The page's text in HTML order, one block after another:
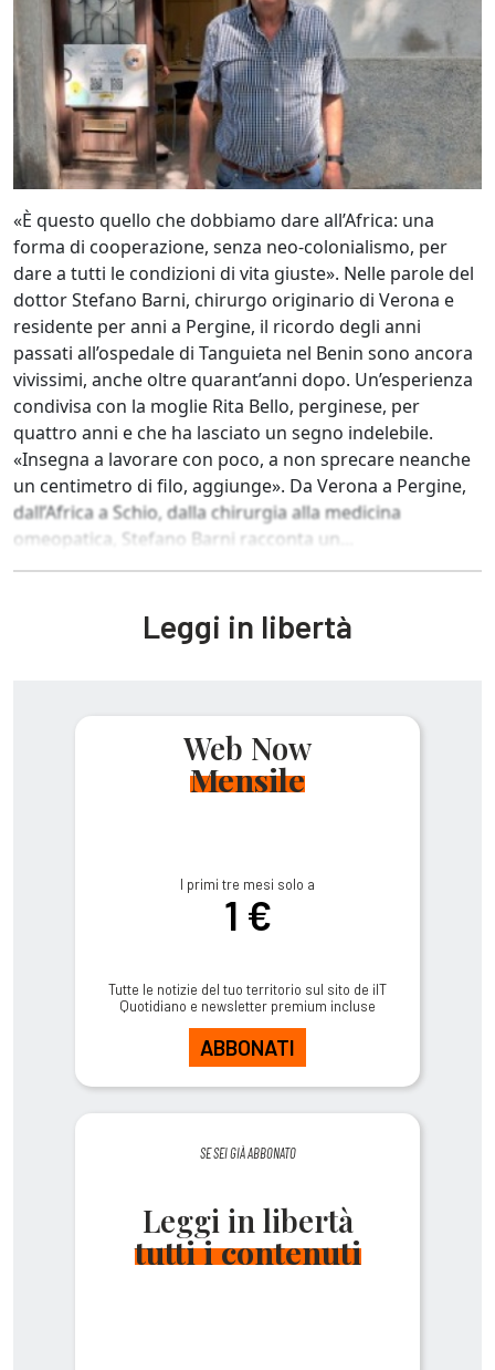
«È questo quello che dobbiamo dare all’Africa: una
forma di cooperazione, senza neo-colonialismo, per
dare a tutti le condizioni di vita giuste». Nelle parole del
dottor Stefano Barni, chirurgo originario di Verona e
residente per anni a Pergine, il ricordo degli anni
passati all’ospedale di Tanguieta nel Benin sono ancora
vivissimi, anche oltre quarant’anni dopo. Un’esperienza
condivisa con la moglie Rita Bello, perginese, per
quattro anni e che ha lasciato un segno indelebile.
«Insegna a lavorare con poco, a non sprecare neanche
un centimetro di filo, aggiunge». Da Verona a Pergine,
dall’Africa a Schio, dalla chirurgia alla medicina
omeopatica, Stefano Barni racconta un...
Leggi in libertà
Web Now
Mensile
I primi tre mesi solo a
1 €
Tutte le notizie del tuo territorio sul sito de ilT
Quotidiano e newsletter premium incluse
ABBONATI
SE SEI GIÀ ABBONATO
Leggi in libertà
tutti i contenuti